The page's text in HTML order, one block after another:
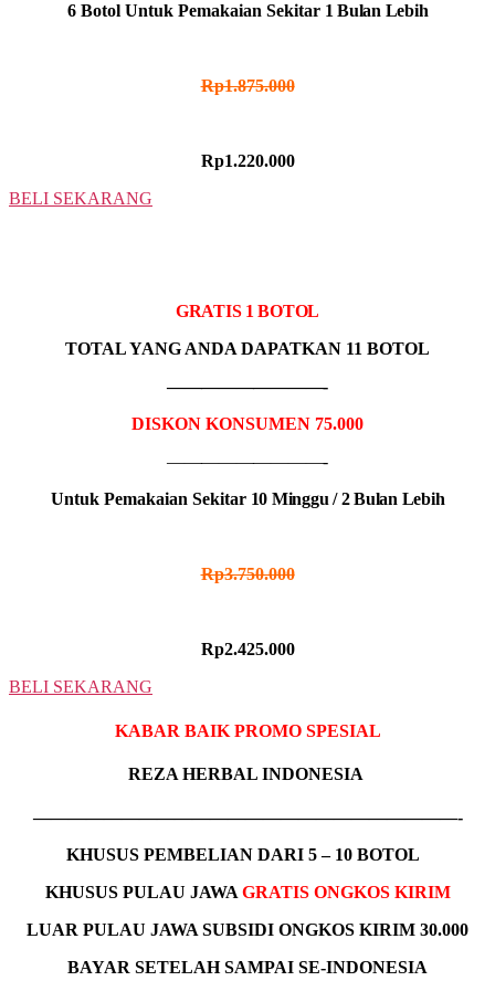
6 Botol Untuk Pemakaian Sekitar 1 Bulan Lebih
Rp1.875.000
Rp1.220.000
BELI SEKARANG
GRATIS 1 BOTOL
TOTAL YANG ANDA DAPATKAN 11 BOTOL
—————————-
DISKON KONSUMEN 75.000
—————————-
Untuk Pemakaian Sekitar 10 Minggu / 2 Bulan Lebih
Rp3.750.000
Rp2.425.000
BELI SEKARANG
KABAR BAIK PROMO SPESIAL
REZA HERBAL INDONESIA
————————————————————————-
KHUSUS PEMBELIAN DARI 5 – 10 BOTOL
KHUSUS PULAU JAWA GRATIS ONGKOS KIRIM
LUAR PULAU JAWA SUBSIDI ONGKOS KIRIM 30.000
BAYAR SETELAH SAMPAI SE-INDONESIA